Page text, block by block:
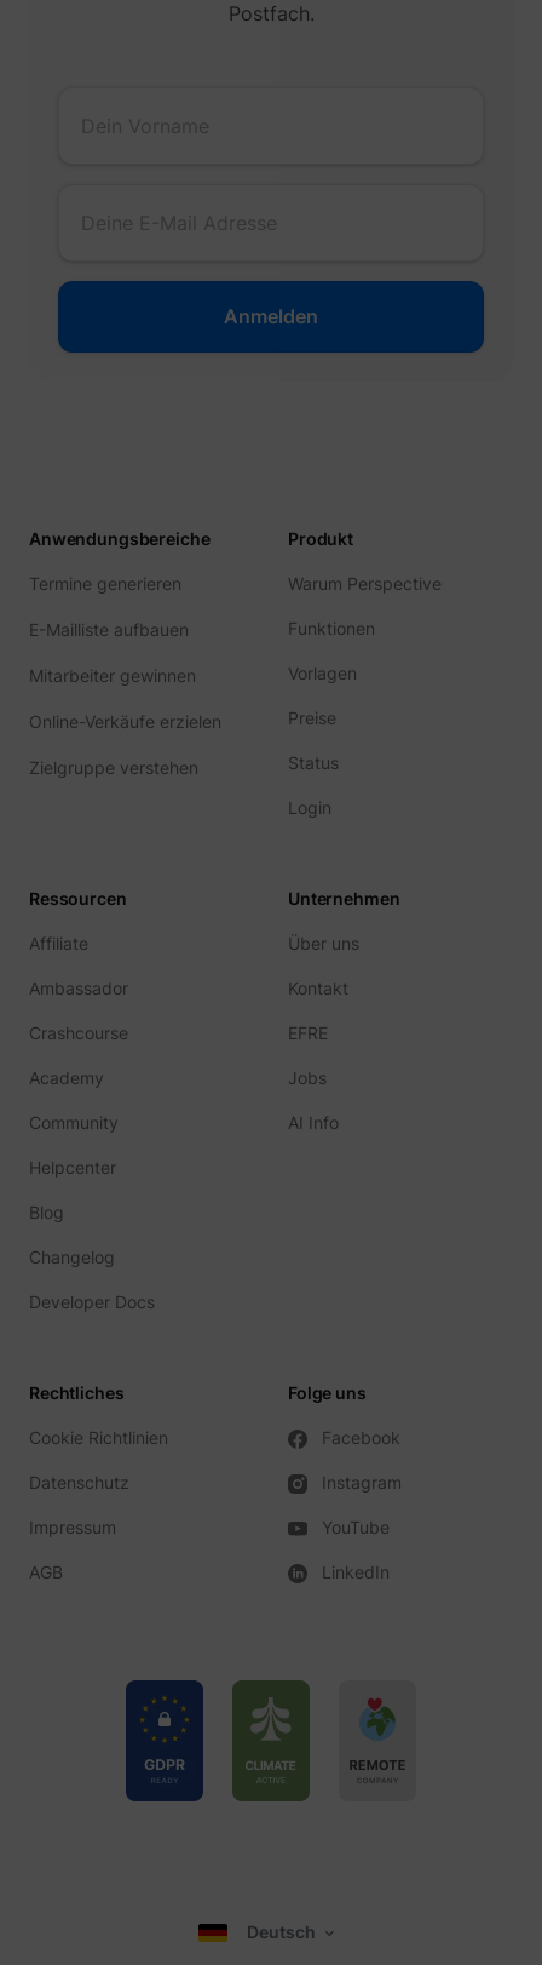
Postfach.
Anwendungsbereiche
Termine generieren
E-Mailliste aufbauen
Mitarbeiter gewinnen
Online-Verkäufe erzielen
Zielgruppe verstehen
Produkt
Warum Perspective
Funktionen
Vorlagen
Preise
Status
Login
Ressourcen
Affiliate
Ambassador
Crashcourse
Academy
Community
Helpcenter
Blog
Changelog
Developer Docs
Unternehmen
Über uns
Kontakt
EFRE
Jobs
AI Info
Rechtliches
Cookie Richtlinien
Datenschutz
Impressum
AGB
Folge uns
Facebook
Instagram
YouTube
LinkedIn
Deutsch